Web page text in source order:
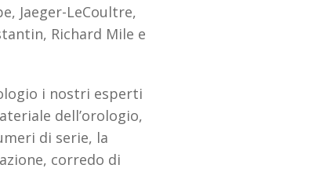
Jaeger-LeCoultre,
Richard Mile e
i nostri esperti
dell’orologio,
di serie, la
corredo di